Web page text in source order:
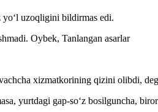
yoʻl uzoqligini bildirmas edi.
Oybek, Tanlangan asarlar
xizmatkorining qizini olibdi,
yurtdagi gap-soʻz bosilguncha,